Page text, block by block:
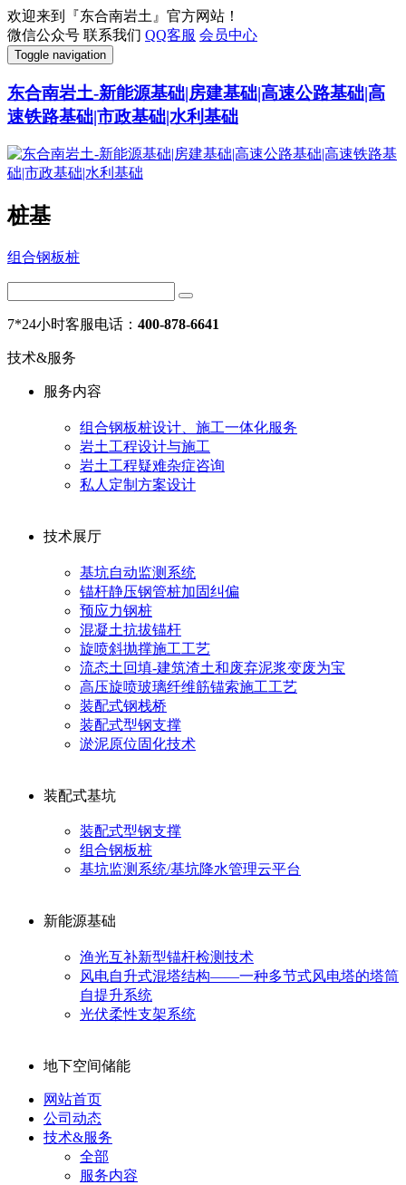
欢迎来到『东合南岩土』官方网站！
微信公众号 联系我们 QQ客服 会员中心
Toggle navigation
东合南岩土-新能源基础|房建基础|高速公路基础|高
速铁路基础|市政基础|水利基础
桩基
组合钢板桩
7*24小时客服电话： 400-878-6641
技术&服务
服务内容
组合钢板桩设计、施工一体化服务
岩土工程设计与施工
岩土工程疑难杂症咨询
私人定制方案设计
技术展厅
基坑自动监测系统
锚杆静压钢管桩加固纠偏
预应力钢桩
混凝土抗拔锚杆
旋喷斜抛撑施工工艺
流态土回填-建筑渣土和废弃泥浆变废为宝
高压旋喷玻璃纤维筋锚索施工工艺
装配式钢栈桥
装配式型钢支撑
淤泥原位固化技术
装配式基坑
装配式型钢支撑
组合钢板桩
基坑监测系统/基坑降水管理云平台
新能源基础
渔光互补新型锚杆检测技术
风电自升式混塔结构——一种多节式风电塔的塔筒
自提升系统
光伏柔性支架系统
地下空间储能
网站首页
公司动态
技术&服务
全部
服务内容